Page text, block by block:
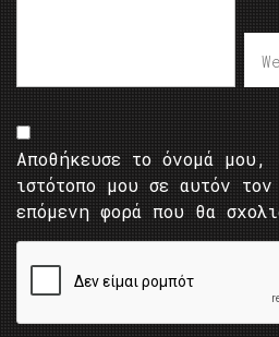
Αποθήκευσε το όνομά
ιστότοπο μου σε αυτόν
επόμενη φορά που θα